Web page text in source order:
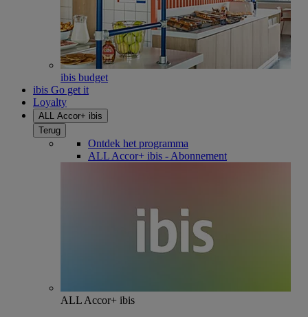
ibis budget
ibis Go get it
Loyalty
ALL Accor+ ibis
Terug
Ontdek het programma
ALL Accor+ ibis - Abonnement
ALL Accor+ ibis